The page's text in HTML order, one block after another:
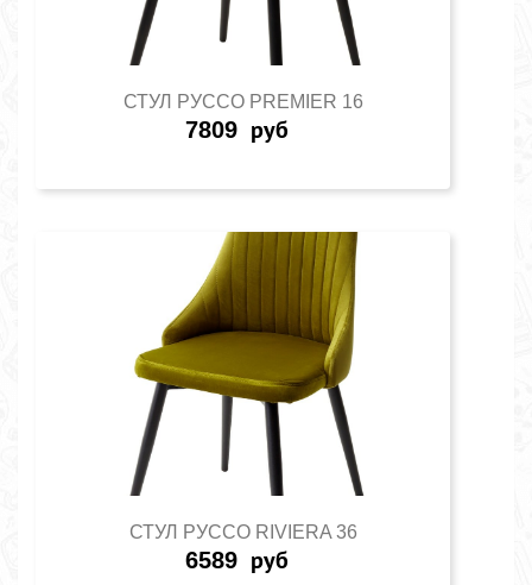
СТУЛ РУССО PREMIER 16
7809 руб
СТУЛ РУССО RIVIERA 36
6589 руб